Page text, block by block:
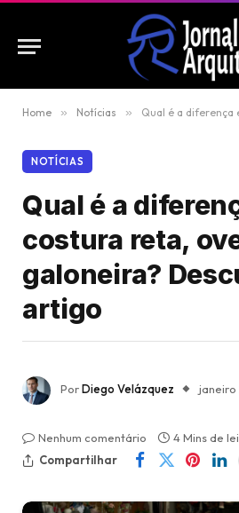
Home » Notícias » Qual é a diferença entre costura
NOTÍCIAS
Qual é a
costura reta,
galoneira?
artigo
PorDiego Velázquez janeiro
Nenhum comentário
4 Mins de
Compartilhar